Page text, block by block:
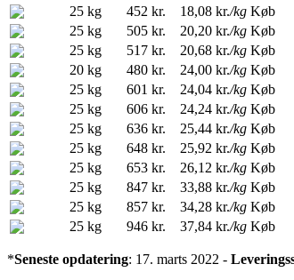
25 kg
452 kr. 18,08 kr./kg Køb
25 kg
505 kr. 20,20 kr./kg Køb
25 kg
517 kr. 20,68 kr./kg Køb
20 kg
480 kr. 24,00 kr./kg Køb
25 kg
601 kr. 24,04 kr./kg Køb
25 kg
606 kr. 24,24 kr./kg Køb
25 kg
636 kr. 25,44 kr./kg Køb
25 kg
648 kr. 25,92 kr./kg Køb
25 kg
653 kr. 26,12 kr./kg Køb
25 kg
847 kr. 33,88 kr./kg Køb
25 kg
857 kr. 34,28 kr./kg Køb
25 kg
946 kr. 37,84 kr./kg Køb
*Seneste opdatering: 17. marts 2022 -